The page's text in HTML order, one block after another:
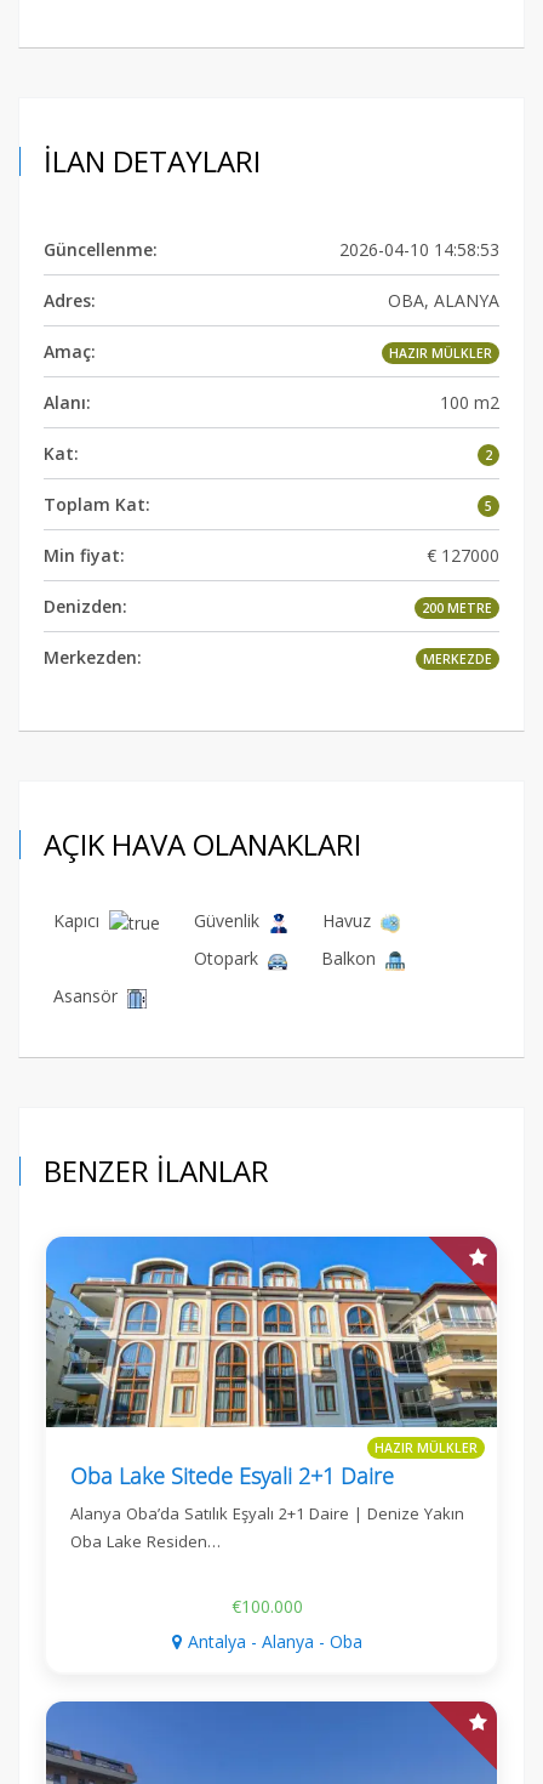
İLAN DETAYLARI
Güncellenme: 2026-04-10 14:58:53
Adres: OBA, ALANYA
Amaç: HAZIR MÜLKLER
Alanı: 100 m2
Kat: 2
Toplam Kat: 5
Min fiyat: € 127000
Denizden: 200 METRE
Merkezden: MERKEZDE
AÇIK HAVA OLANAKLARI
Kapıcı Güvenlik
Havuz
Otopark
Balkon
Asansör
BENZER İLANLAR
HAZIR MÜLKLER
Oba Lake Sitede Esyali 2+1 Daire
Alanya Oba’da Satılık Eşyalı 2+1 Daire | Denize Yakın
Oba Lake Residen…
€100.000
Antalya - Alanya - Oba